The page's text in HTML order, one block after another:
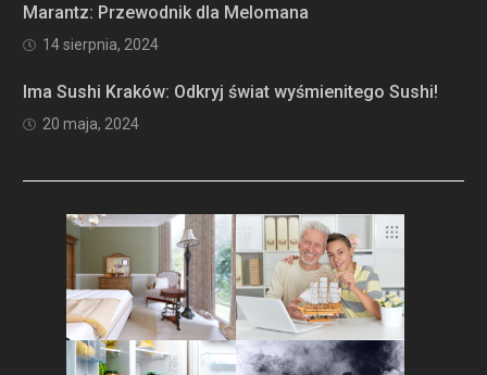
Marantz: Przewodnik dla Melomana
14 sierpnia, 2024
Ima Sushi Kraków: Odkryj świat wyśmienitego Sushi!
20 maja, 2024